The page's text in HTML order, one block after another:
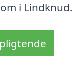
i Lindknud.